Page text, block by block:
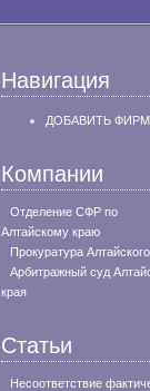
Навигация
ДОБАВИТЬ
Компании
Отделение СФР по
Алтайскому краю
Прокуратура
Арбитражный суд
края
Статьи
Несоответствие